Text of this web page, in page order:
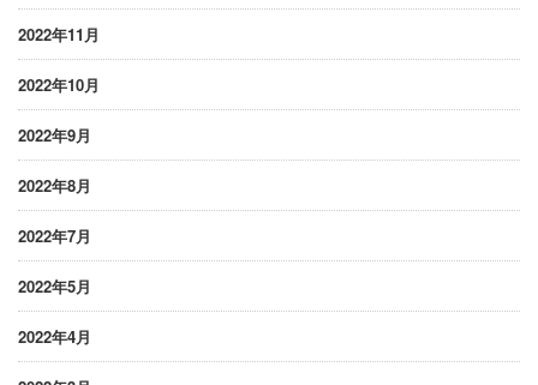
2022年11月
2022年10月
2022年9月
2022年8月
2022年7月
2022年5月
2022年4月